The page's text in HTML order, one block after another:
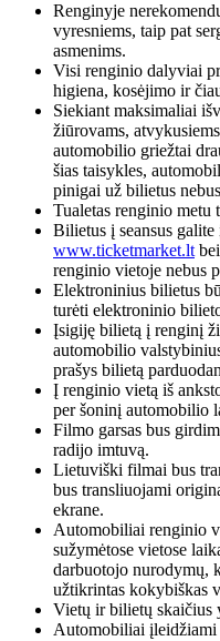
Renginyje
vyresniems, taip pat
asmenims.
Visi renginio dalyviai
higiena, kosėjimo ir
Siekiant maksimaliai
žiūrovams,
automobilio griežtai
šias taisykles,
pinigai už bilietus
Tualetas renginio metu
Bilietus į seansus
www.ticketmarket.ltbei
renginio vietoje nebus
Elektroninius bilietus
turėti elektroninio
Įsigiję bilietą į renginį
automobilio
prašys bilietą
Į renginio vietą iš
per šoninį automobilio
Filmo garsas bus
radijo imtuvą.
Lietuviški filmai bus
bus transliuojami
ekrane.
Automobiliai renginio
sužymėtose vietose
darbuotojo nurodymų,
užtikrintas kokybiškas
Vietų ir bilietų skaičius
Automobiliai įleidžiami